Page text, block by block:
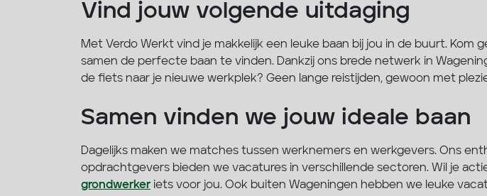
Vind jouw volgende uitdaging
Met Verdo Werkt vind je makkelijk een leuke baan bij jou in de buurt. Kom
samen de perfecte baan te vinden. Dankzij ons brede netwerk in
de fiets naar je nieuwe werkplek? Geen lange reistijden, gewoon met
Samen vinden we jouw ideale baan
Dagelijks maken we matches tussen werknemers en werkgevers. Ons
opdrachtgevers bieden we vacatures in verschillende sectoren. Wil je
grondwerker iets voor jou. Ook buiten Wageningen hebben we leuke